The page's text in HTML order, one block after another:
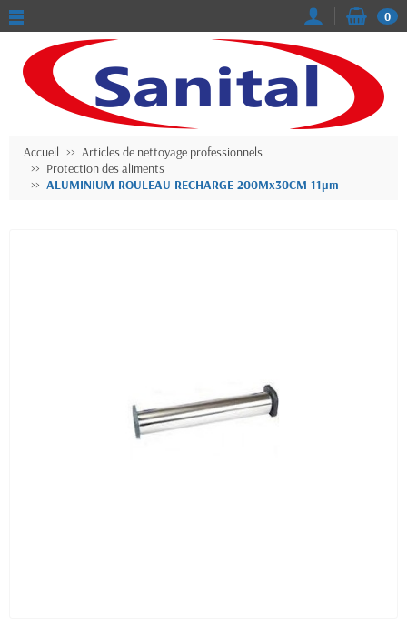
0
Accueil
Articles de nettoyage professionnels
Protection des aliments
ALUMINIUM ROULEAU RECHARGE 200Mx30CM 11µm